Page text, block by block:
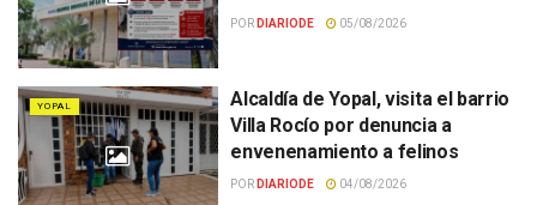
POR DIARIODE 05/08/2026
YOPAL
Alcaldía de Yopal, visita el barrio
Villa Rocío por denuncia a
envenenamiento a felinos
POR DIARIODE 04/08/2026